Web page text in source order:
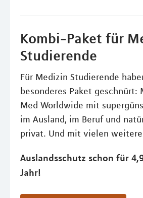
Kombi-Paket für
Studierende
Für Medizin Studierende
besonderes Paket geschnürt:
Med Worldwide mit
im Ausland, im Beruf und
privat. Und mit vielen
Auslandsschutz schon für
Jahr!